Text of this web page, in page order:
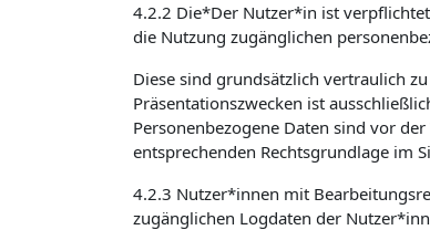
4.2.2 Die*Der Nutzer*in ist
die Nutzung zugänglichen
Diese sind grundsätzlich vertraulich
Präsentationszwecken ist
Personenbezogene Daten sind vor
entsprechenden Rechtsgrundlage im
4.2.3 Nutzer*innen mit
zugänglichen Logdaten der